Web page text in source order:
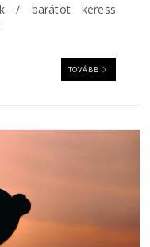
/ barátot keress
TOVÁBB